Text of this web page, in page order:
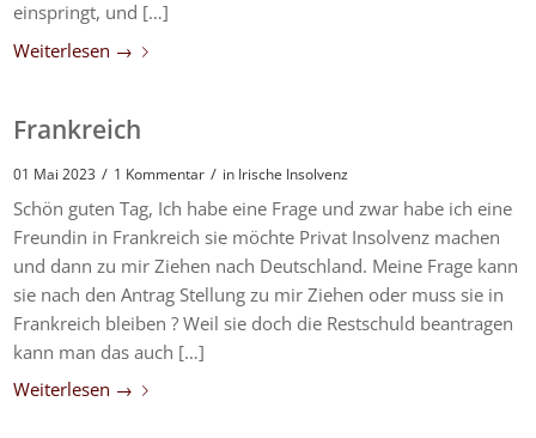
einspringt, und […]
Weiterlesen →
Frankreich
01 Mai 2023 / 1 Kommentar / in Irische Insolvenz
Schön guten Tag, Ich habe eine Frage und zwar habe ich eine
Freundin in Frankreich sie möchte Privat Insolvenz machen
und dann zu mir Ziehen nach Deutschland. Meine Frage kann
sie nach den Antrag Stellung zu mir Ziehen oder muss sie in
Frankreich bleiben ? Weil sie doch die Restschuld beantragen
kann man das auch […]
Weiterlesen →